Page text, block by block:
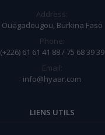
Address:
Ouagadougou, Burkina Faso
Phone:
(+226) 61 61 41 88 / 75 68 39 39
Email:
info@hyaar.com
LIENS UTILS